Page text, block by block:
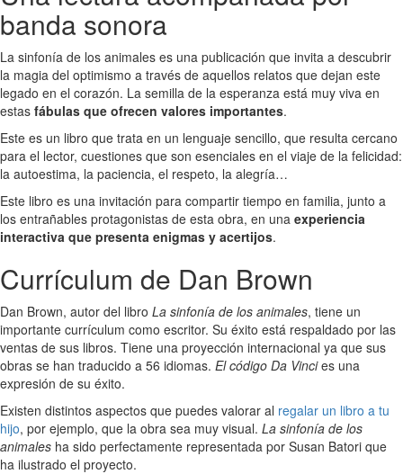
banda sonora
La sinfonía de los animales es una publicación que invita a descubrir
la magia del optimismo a través de aquellos relatos que dejan este
legado en el corazón. La semilla de la esperanza está muy viva en
estas fábulas que ofrecen valores importantes.
Este es un libro que trata en un lenguaje sencillo, que resulta cercano
para el lector, cuestiones que son esenciales en el viaje de la felicidad:
la autoestima, la paciencia, el respeto, la alegría…
Este libro es una invitación para compartir tiempo en familia, junto a
los entrañables protagonistas de esta obra, en una experiencia
interactiva que presenta enigmas y acertijos.
Currículum de Dan Brown
Dan Brown, autor del libro La sinfonía de los animales, tiene un
importante currículum como escritor. Su éxito está respaldado por las
ventas de sus libros. Tiene una proyección internacional ya que sus
obras se han traducido a 56 idiomas. El código Da Vincies una
expresión de su éxito.
Existen distintos aspectos que puedes valorar al regalar un libro a tu
hijo, por ejemplo, que la obra sea muy visual. La sinfonía de los
animales ha sido perfectamente representada por Susan Batori que
ha ilustrado el proyecto.